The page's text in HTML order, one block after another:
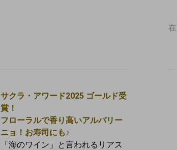
サクラ・アワード2025 ゴールド受
賞！
フローラルで香り高いアルバリー
ニョ！お寿司にも♪
「海のワイン」と言われるリアス